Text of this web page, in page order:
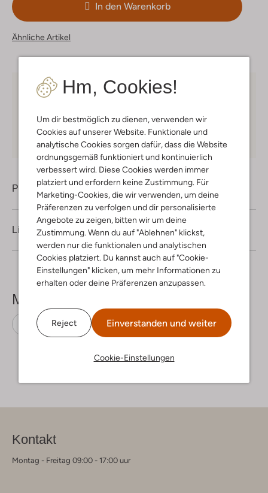
Hm, Cookies!
Um dir bestmöglich zu dienen, verwenden wir
Cookies auf unserer Website. Funktionale und
analytische Cookies sorgen dafür, dass die Website
ordnungsgemäß funktioniert und kontinuierlich
verbessert wird. Diese Cookies werden immer
platziert und erfordern keine Zustimmung. Für
Marketing-Cookies, die wir verwenden, um deine
Präferenzen zu verfolgen und dir personalisierte
Angebote zu zeigen, bitten wir um deine
Zustimmung. Wenn du auf "Ablehnen" klickst,
werden nur die funktionalen und analytischen
Cookies platziert. Du kannst auch auf "Cookie-
Einstellungen" klicken, um mehr Informationen zu
erhalten oder deine Präferenzen anzupassen.
Reject Einverstanden und weiter
Cookie-Einstellungen
In den Warenkorb
Ähnliche Artikel
Kostenloser Versandab € 75 für Club-Omoda
Kauf auf Rechnung 30 TagenRückgaberecht
Produktinformation
Lieferung & Rückgabe
Mehr sehen
Sneaker High Replay Leder-Optik
Kontakt
Montag - Freitag 09:00 - 17:00 uur